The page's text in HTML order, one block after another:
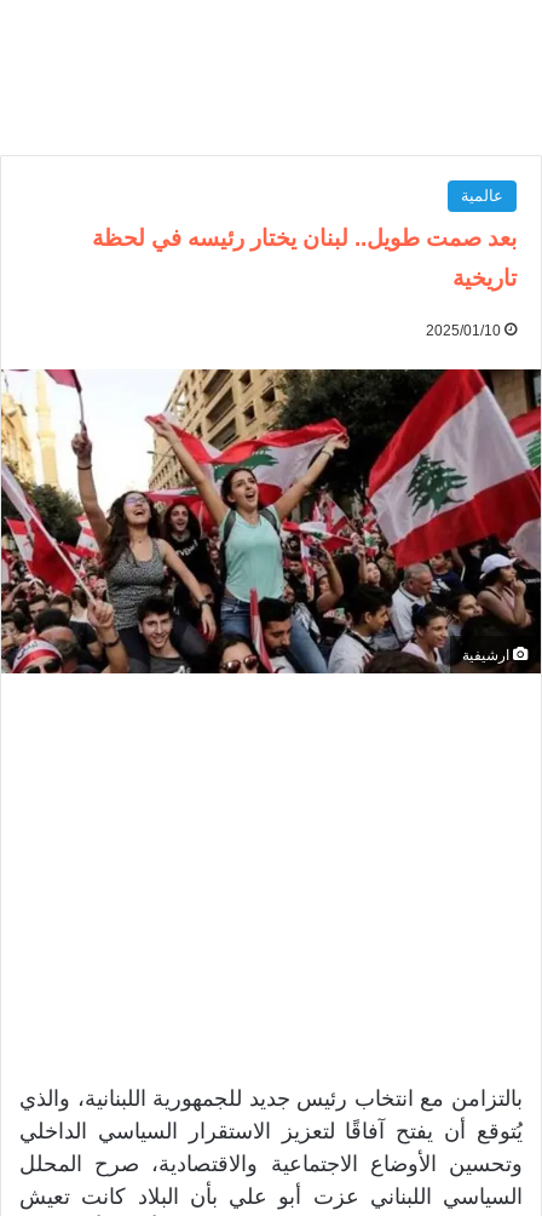
عالمية
بعد صمت طويل.. لبنان يختار رئيسه في لحظة
تاريخية
2025/01/10
ارشيفية
بالتزامن مع انتخاب رئيس جديد للجمهورية اللبنانية، والذي
يُتوقع أن يفتح آفاقًا لتعزيز الاستقرار السياسي الداخلي
وتحسين الأوضاع الاجتماعية والاقتصادية، صرح المحلل
السياسي اللبناني عزت أبو علي بأن البلاد كانت تعيش